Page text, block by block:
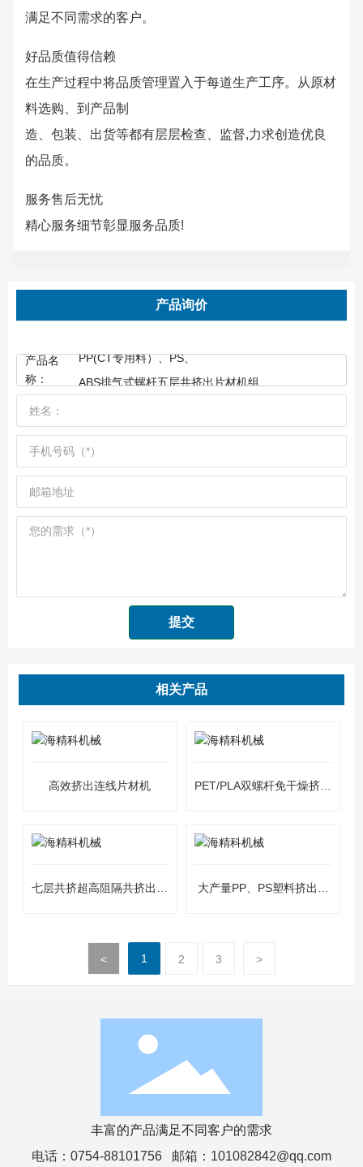
满足不同需求的客户。
好品质值得信赖
在生产过程中将品质管理置入于每道生产工序。从原材
料选购、到产品制
造、包装、出货等都有层层检查、监督,力求创造优良
的品质。
服务售后无忧
精心服务细节彰显服务品质!
产品询价
产品名
称：
PP(CT专用料）、PS、
ABS排气式螺杆五层共挤出片材机组
提交
相关产品
高效挤出连线片材机
PET/PLA双螺杆免干燥挤出
七层共挤超高阻隔共挤出片
大产量PP、PS塑料挤出片
< 1 2 3 >
丰富的产品满足不同客户的需求
电话： 0754-88101756邮箱： 101082842@qq.com